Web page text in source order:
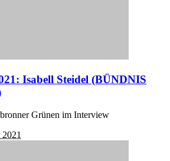
Isabell Steidel (BÜNDNIS
Grünen im Interview
2021